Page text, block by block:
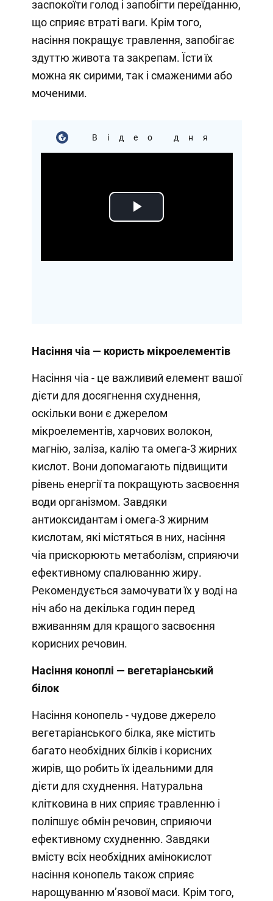
заспокоїти голод і запобігти переїданню,
що сприяє втраті ваги. Крім того,
насіння покращує травлення, запобігає
здуттю живота та закрепам. Їсти їх
можна як сирими, так і смаженими або
моченими.
Відео дня
Play
Насіння чіа — користь мікроелементів
Насіння чіа - це важливий елемент вашої
дієти для досягнення схуднення,
оскільки вони є джерелом
мікроелементів, харчових волокон,
магнію, заліза, калію та омега-3 жирних
кислот. Вони допомагають підвищити
рівень енергії та покращують засвоєння
води організмом. Завдяки
антиоксидантам і омега-3 жирним
кислотам, які містяться в них, насіння
чіа прискорюють метаболізм, сприяючи
ефективному спалюванню жиру.
Рекомендується замочувати їх у воді на
ніч або на декілька годин перед
вживанням для кращого засвоєння
корисних речовин.
Насіння коноплі — вегетаріанський
білок
Насіння конопель - чудове джерело
вегетаріанського білка, яке містить
багато необхідних білків і корисних
жирів, що робить їх ідеальними для
дієти для схуднення. Натуральна
клітковина в них сприяє травленню і
поліпшує обмін речовин, сприяючи
ефективному схудненню. Завдяки
вмісту всіх необхідних амінокислот
насіння конопель також сприяє
нарощуванню м’язової маси. Крім того,